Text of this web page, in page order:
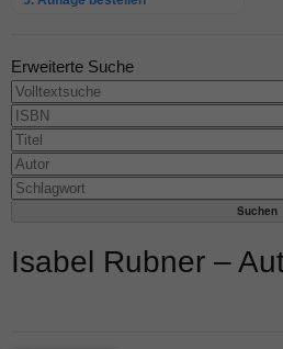
Erweiterte Suche
Isabel Rubner –